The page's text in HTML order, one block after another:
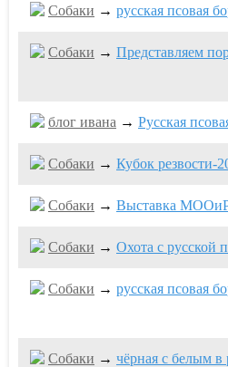
Собаки → русская псовая
Собаки → Представляем
блог ивaна → Русская
Собаки → Кубок резвости-
Собаки → Выставка МООиР
Собаки → Охота с русской
Собаки → русская псовая
Собаки → чёрная с белым в